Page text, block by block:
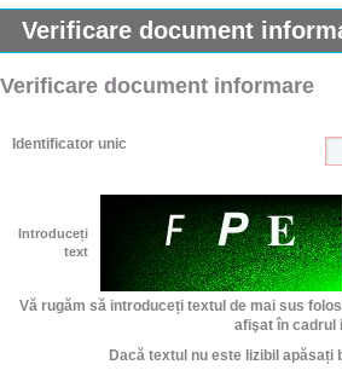
Verificare document
Verificare document informare
Identificator unic
Introduceți
text
Vă rugăm să introduceți textul de mai sus
afişat în cadrul
Dacă textul nu este lizibil apăsați